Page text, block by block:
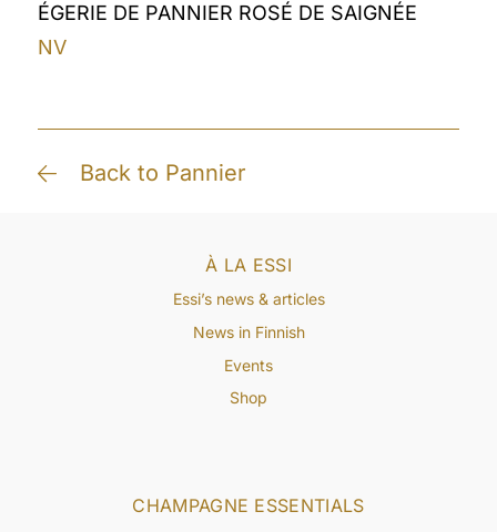
ÉGERIE DE PANNIER ROSÉ DE SAIGNÉE
NV
Back to Pannier
CHAMPAGNE ESSENTIALS
À LA ESSI
Essi’s news & articles
News in Finnish
Events
Shop